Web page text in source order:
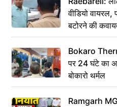
वीडियो वायरल,
बटोरने की
Bokaro
पर 24 घंटे का
बोकारो थर्मल
Ramgarh